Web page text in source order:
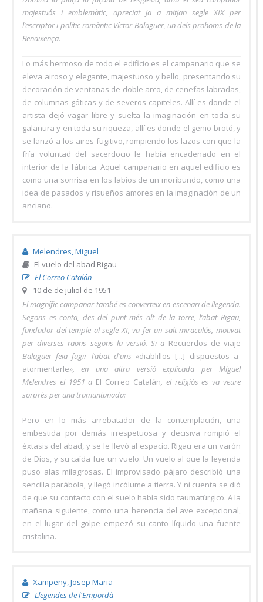
majestuós i emblemàtic, apreciat ja a mitjan segle XIX per
l’escriptor i polític romàntic Víctor Balaguer, un dels prohoms de la
Renaixença.
Lo más hermoso de todo el edificio es el campanario que se
eleva airoso y elegante, majestuoso y bello, presentando su
decoración de ventanas de doble arco, de cenefas labradas,
de columnas góticas y de severos capiteles. Allí es donde el
artista dejó vagar libre y suelta la imaginación en toda su
galanura y en toda su riqueza, allí es donde el genio brotó, y
se lanzó a los aires fugitivo, rompiendo los lazos con que la
fría voluntad del sacerdocio le había encadenado en el
interior de la fábrica. Aquel campanario en aquel edificio es
como una sonrisa en los labios de un moribundo, como una
idea de pasados y risueños amores en la imaginación de un
anciano.
Melendres, Miguel
El vuelo del abad Rigau
El Correo Catalán
10 de de juliol de 1951
El magnífic campanar també es converteix en escenari de llegenda.
Segons es conta, des del punt més alt de la torre, l’abat Rigau,
fundador del temple al segle XI, va fer un salt miraculós, motivat
per diverses raons segons la versió. Si a Recuerdos de viaje
Balaguer feia fugir l’abat d’uns «diablillos [...] dispuestos a
atormentarle», en una altra versió explicada per Miguel
Melendres el 1951 a El Correo Catalán, el religiós es va veure
sorprès per una tramuntanada:
Pero en lo más arrebatador de la contemplación, una
embestida por demás irrespetuosa y decisiva rompió el
éxtasis del abad, y se le llevó al espacio. Rigau era un varón
de Dios, y su caída fue un vuelo. Un vuelo al que la leyenda
puso alas milagrosas. El improvisado pájaro describió una
sencilla parábola, y llegó incólume a tierra. Y ni cuenta se dió
de que su contacto con el suelo había sido taumatúrgico. A la
mañana siguiente, como una herencia del ave excepcional,
en el lugar del golpe empezó su canto líquido una fuente
cristalina.
Xampeny, Josep Maria
Llegendes de l'Empordà